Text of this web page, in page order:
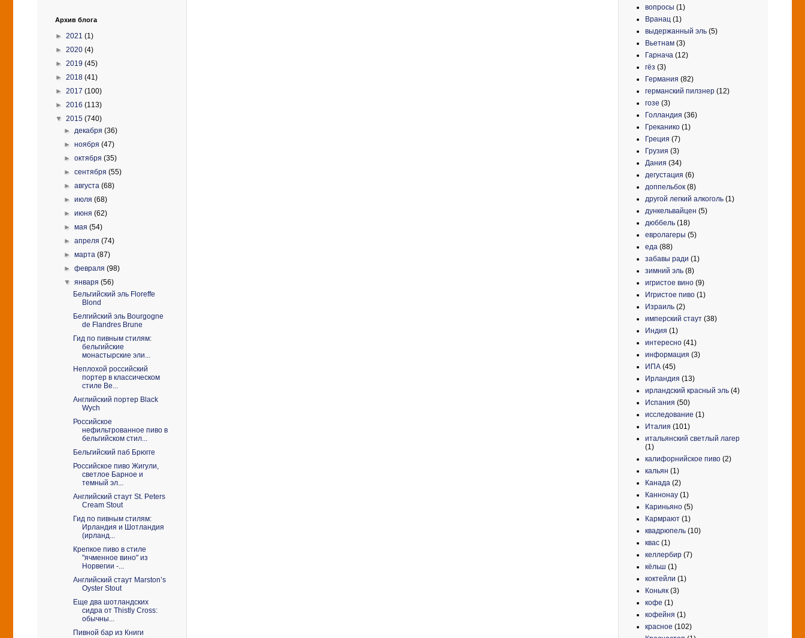
Архив блога
► 2021 (1)
► 2020 (4)
► 2019 (45)
► 2018 (41)
► 2017 (100)
► 2016 (113)
▼ 2015 (740)
► декабря(36)
►ноября(47)
►октября(35)
►сентября(55)
►августа(68)
►июля(68)
►июня(62)
►мая(54)
►апреля(74)
►марта(87)
►февраля(98)
▼января(56)
Бельгийский эль Floreffe
Blond
Белгийский эль Bourgogne
de Flandres Brune
Гид по пивным стилям:
бельгийские
монастырские эли...
Неплохой российский
портер в классическом
стиле Be...
Английский портер Black
Wych
Российское
нефильтрованное пиво в
бельгийском стил...
Бельгийский паб Брюгге
Российское пиво Жигули,
светлое Барное и
темный эл...
Английский стаут St. Peters
Cream Stout
Гид по пивным стилям:
Ирландия и Шотландия
(ирланд...
Крепкое пиво в стиле
"ячменное вино" из
Норвегии -...
Английский стаут Marston’s
Oyster Stout
Еще два шотландских
сидра от Thistly Cross:
обычны...
Пивной бар из Книги
вопросы (1)
Вранац (1)
выдержанный эль (5)
Вьетнам (3)
Гарнача (12)
гёз (3)
Германия (82)
германский пилзнер (12)
гозе (3)
Голландия (36)
Греканико (1)
Греция (7)
Грузия (3)
Дания (34)
дегустация (6)
доппельбок (8)
другой легкий алкоголь (1)
дункельвайцен (5)
дюббель (18)
евролагеры (5)
еда (88)
забавы ради (1)
зимний эль (8)
игристое вино (9)
Игристое пиво (1)
Израиль (2)
имперский стаут (38)
Индия (1)
интересно (41)
информация (3)
ИПА (45)
Ирландия (13)
ирландский красный эль (4)
Испания (50)
исследование (1)
Италия (101)
итальянский светлый лагер
(1)
калифорнийское пиво (2)
кальян (1)
Канада (2)
Каннонау (1)
Кариньяно (5)
Кармрают (1)
квадрюпель (10)
квас (1)
келлербир (7)
кёльш (1)
коктейли (1)
Коньяк (3)
кофе (1)
кофейня (1)
красное (102)